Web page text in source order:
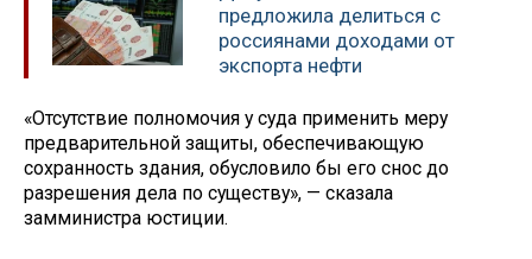
предложила делиться с
россиянами доходами от
экспорта нефти
«Отсутствие полномочия у суда применить меру
предварительной защиты, обеспечивающую
сохранность здания, обусловило бы его снос до
разрешения дела по существу», — сказала
замминистра юстиции.